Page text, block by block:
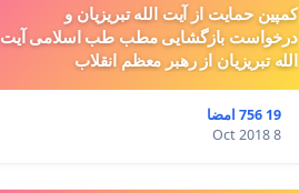
کمپین حمایت از آیت الله تبریزیان و
درخواست بازگشایی مطب طب اسلامی آیت
الله تبریزیان از رهبر معظم انقلاب
19 756 امضا
8 Oct 2018